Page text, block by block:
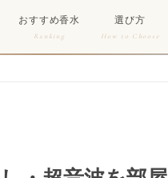
おすすめ香水
Ranking
選び方
How to Choose